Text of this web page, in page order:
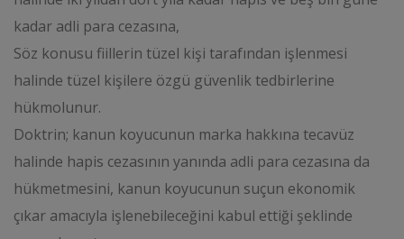
kadar adli para cezasına,
Söz konusu fiillerin tüzel kişi tarafından işlenmesi
halinde tüzel kişilere özgü güvenlik tedbirlerine
hükmolunur.
Doktrin; kanun koyucunun marka hakkına tecavüz
halinde hapis cezasının yanında adli para cezasına da
hükmetmesini, kanun koyucunun suçun ekonomik
çıkar amacıyla işlenebileceğini kabul ettiği şeklinde